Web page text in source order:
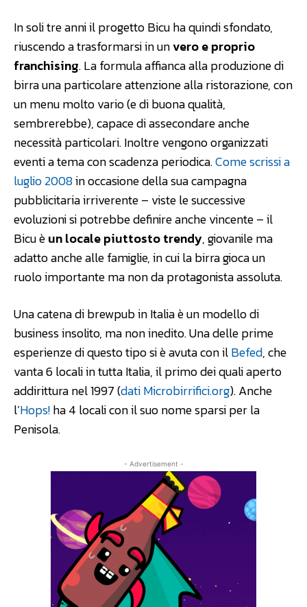
In soli tre anni il progetto Bicu ha quindi sfondato,
riuscendo a trasformarsi in unvero e proprio
franchising. La formula affianca alla produzione di
birra una particolare attenzione alla ristorazione, con
un menu molto vario (e di buona qualità,
sembrerebbe), capace di assecondare anche
necessità particolari. Inoltre vengono organizzati
eventi a tema con scadenza periodica.Come scrissi a
luglio 2008in occasione della sua campagna
pubblicitaria irriverente – viste le successive
evoluzioni si potrebbe definire anche vincente – il
Bicu èun locale piuttosto trendy, giovanile ma
adatto anche alle famiglie, in cui la birra gioca un
ruolo importante ma non da protagonista assoluta.
Una catena di brewpub in Italia è un modello di
business insolito, ma non inedito. Una delle prime
esperienze di questo tipo si è avuta con ilBefed, che
vanta 6 locali in tutta Italia, il primo dei quali aperto
addirittura nel 1997 (dati Microbirrifici.org). Anche
l’Hops!ha 4 locali con il suo nome sparsi per la
Penisola.
- Advertisement -